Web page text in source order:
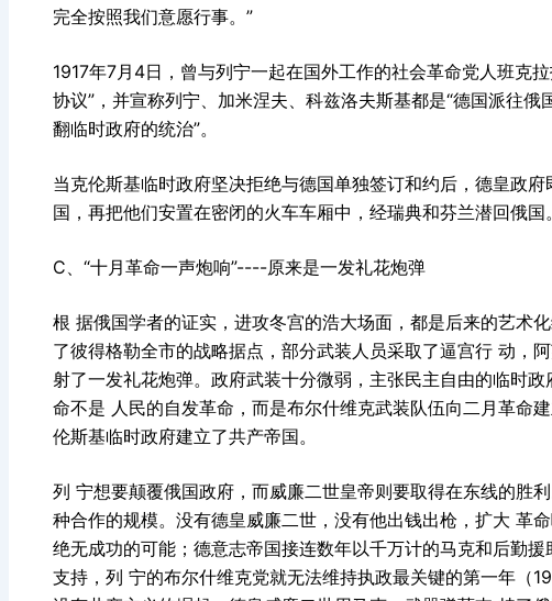
完全按照我们意愿行事。”
1917年7月4日，曾与列宁一起在国外工作的社会革命党人班克
协议”，并宣称列宁、加米涅夫、科兹洛夫斯基都是“德国派往俄
翻临时政府的统治”。
当克伦斯基临时政府坚决拒绝与德国单独签订和约后，德皇政
国，再把他们安置在密闭的火车车厢中，经瑞典和芬兰潜回俄
C、“十月革命一声炮响”----原来是一发礼花炮弹
根 据俄国学者的证实，进攻冬宫的浩大场面，都是后来的艺术
了彼得格勒全市的战略据点，部分武装人员采取了逼宫行 动，
射了一发礼花炮弹。政府武装十分微弱，主张民主自由的临时
命不是 人民的自发革命，而是布尔什维克武装队伍向二月革命
伦斯基临时政府建立了共产帝国。
列 宁想要颠覆俄国政府，而威廉二世皇帝则要取得在东线的胜
种合作的规模。没有德皇威廉二世，没有他出钱出枪，扩大 革
绝无成功的可能；德意志帝国接连数年以千万计的马克和后勤
支持，列 宁的布尔什维克党就无法维持执政最关键的第一年（